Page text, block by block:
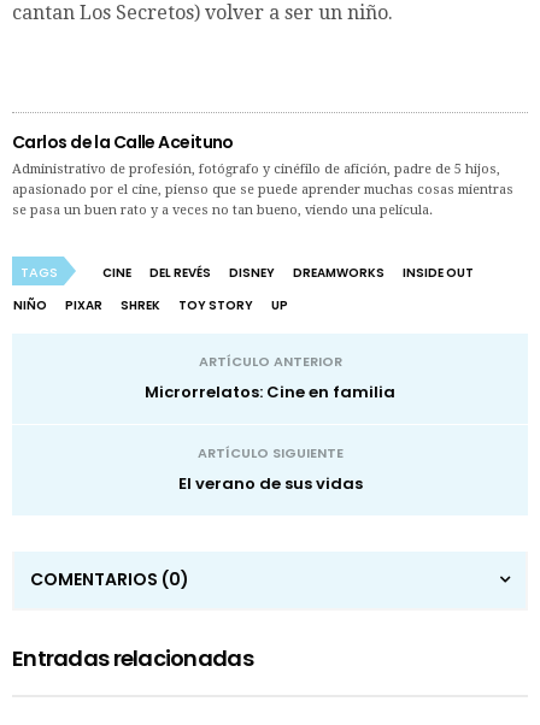
cantan Los Secretos) volver a ser un niño.
Carlos de la Calle Aceituno
Administrativo de profesión, fotógrafo y cinéfilo de afición, padre de 5 hijos,
apasionado por el cine, pienso que se puede aprender muchas cosas mientras
se pasa un buen rato y a veces no tan bueno, viendo una película.
TAGS CINE DEL REVÉS DISNEY DREAMWORKS
INSIDE OUT
NIÑO
PIXAR SHREK TOY STORY UP
ARTÍCULO ANTERIOR
Microrrelatos: Cine en familia
ARTÍCULO SIGUIENTE
El verano de sus vidas
COMENTARIOS (0)
Entradas relacionadas